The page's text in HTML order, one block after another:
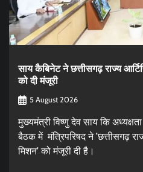
साय कैबिनेट ने छत्तीसगढ़ राज्य
को दी मंजूरी
5 August 2026
मुख्यमंत्री विष्णु देव साय कि
बैठक में मंत्रिपरिषद ने ’छत्तीसगढ़
मिशन’ को मंजूरी दी है।